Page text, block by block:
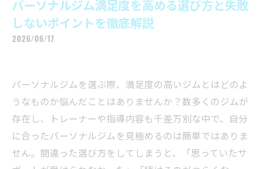
パーソナルジム満足度を高める選び方と失敗
しないポイントを徹底解説
2026/06/17
パーソナルジムを選ぶ際、満足度の高いジムとはどのよ
うなものか悩んだことはありませんか？数多くのジムが
存在し、トレーナーや指導内容も千差万別な中で、自分
に合ったパーソナルジムを見極めるのは簡単ではありま
せん。間違った選び方をしてしまうと、「思っていたサ